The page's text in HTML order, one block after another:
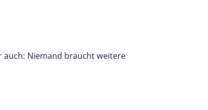
Niemand braucht weitere